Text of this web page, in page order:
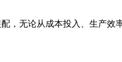
，无论从成本投入、生产效